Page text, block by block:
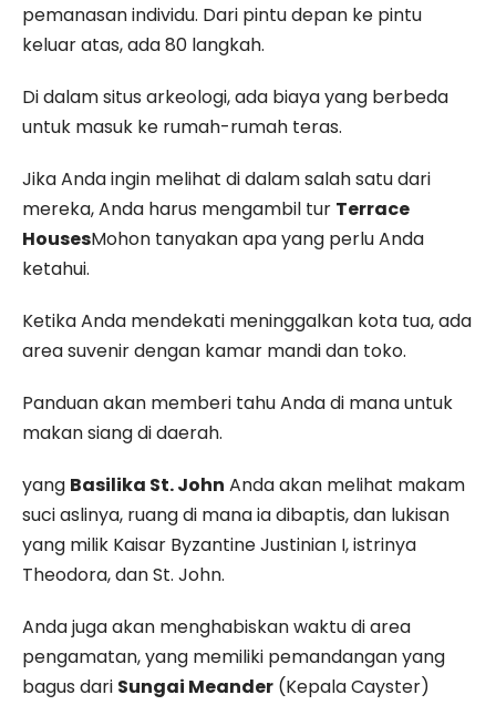
pemanasan individu. Dari pintu depan ke pintu
keluar atas, ada 80 langkah.
Di dalam situs arkeologi, ada biaya yang berbeda
untuk masuk ke rumah-rumah teras.
Jika Anda ingin melihat di dalam salah satu dari
mereka, Anda harus mengambil tur Terrace
HousesMohon tanyakan apa yang perlu Anda
ketahui.
Ketika Anda mendekati meninggalkan kota tua, ada
area suvenir dengan kamar mandi dan toko.
Panduan akan memberi tahu Anda di mana untuk
makan siang di daerah.
yang Basilika St. John Anda akan melihat makam
suci aslinya, ruang di mana ia dibaptis, dan lukisan
yang milik Kaisar Byzantine Justinian I, istrinya
Theodora, dan St. John.
Anda juga akan menghabiskan waktu di area
pengamatan, yang memiliki pemandangan yang
bagus dari Sungai Meander (Kepala Cayster)